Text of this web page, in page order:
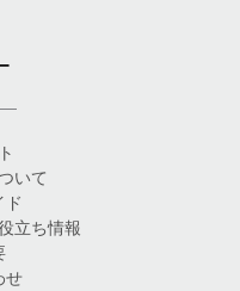
いて
ド
立ち情報
せ